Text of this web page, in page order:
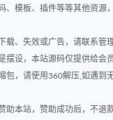
、模板、插件等等其他资源
载、失效或广告，请联系管
摆设，本站源码仅提供给会
包，请使用360解压,如遇到
助本站，赞助成功后，不退